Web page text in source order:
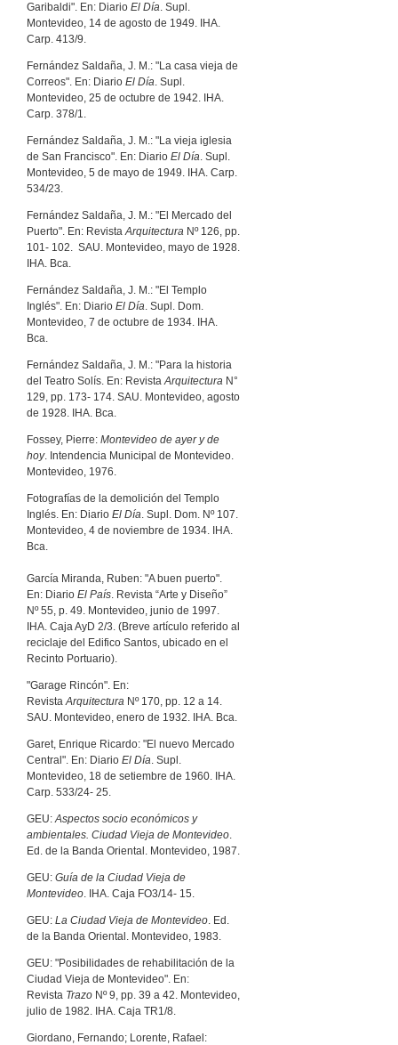
Garibaldi". En: Diario El Día. Supl.
Montevideo, 14 de agosto de 1949. IHA.
Carp. 413/9.
Fernández Saldaña, J. M.: "La casa vieja de
Correos". En: Diario El Día. Supl.
Montevideo, 25 de octubre de 1942. IHA.
Carp. 378/1.
Fernández Saldaña, J. M.: "La vieja iglesia
de San Francisco". En: Diario El Día. Supl.
Montevideo, 5 de mayo de 1949. IHA. Carp.
534/23.
Fernández Saldaña, J. M.: "El Mercado del
Puerto". En: RevistaArquitectura Nº 126, pp.
101- 102. SAU. Montevideo, mayo de 1928.
IHA. Bca.
Fernández Saldaña, J. M.: "El Templo
Inglés". En: Diario El Día. Supl. Dom.
Montevideo, 7 de octubre de 1934. IHA.
Bca.
Fernández Saldaña, J. M.: "Para la historia
del Teatro Solís. En: RevistaArquitectura N°
129, pp. 173- 174. SAU. Montevideo, agosto
de 1928. IHA. Bca.
Fossey, Pierre: Montevideo de ayer y de
hoy. Intendencia Municipal de Montevideo.
Montevideo, 1976.
Fotografías de la demolición del Templo
Inglés. En: Diario El Día. Supl. Dom. Nº 107.
Montevideo, 4 de noviembre de 1934. IHA.
Bca.
García Miranda, Ruben: "A buen puerto".
En: Diario El País. Revista “Arte y Diseño”
Nº 55, p. 49. Montevideo, junio de 1997.
IHA. Caja AyD 2/3. (Breve artículo referido al
reciclaje del Edifico Santos, ubicado en el
Recinto Portuario).
"Garage Rincón". En:
RevistaArquitectura Nº 170, pp. 12 a 14.
SAU. Montevideo, enero de 1932. IHA. Bca.
Garet, Enrique Ricardo: "El nuevo Mercado
Central". En: Diario El Día. Supl.
Montevideo, 18 de setiembre de 1960. IHA.
Carp. 533/24- 25.
GEU:Aspectos socio económicos y
ambientales. Ciudad Vieja de Montevideo.
Ed. de la Banda Oriental. Montevideo, 1987.
GEU: Guía de la Ciudad Vieja de
Montevideo. IHA. Caja FO3/14- 15.
GEU: La Ciudad Vieja de Montevideo. Ed.
de la Banda Oriental. Montevideo, 1983.
GEU: "Posibilidades de rehabilitación de la
Ciudad Vieja de Montevideo". En:
Revista Trazo Nº 9, pp. 39 a 42. Montevideo,
julio de 1982. IHA. Caja TR1/8.
Giordano, Fernando; Lorente, Rafael: